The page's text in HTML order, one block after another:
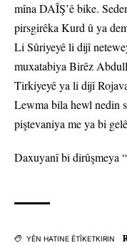
mîna DAÎŞ’ê bike.
pirsgirêka Kurd û ya
Li Sûriyeyê li dijî
muxatabiya Birêz
Tirkiyeyê ya li dijî
Lewma bila hewl nedin
piştevaniya me ya bi
Daxuyanî bi dirûşmeya
YÊN HATINE ÊTÎKETKIRIN